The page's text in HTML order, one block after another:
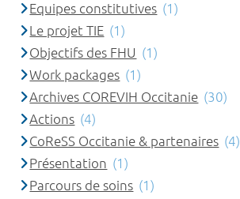
Equipes constitutives (1)
Le projet TIE (1)
Objectifs des FHU (1)
Work packages (1)
Archives COREVIH Occitanie (30)
Actions (4)
CoReSS Occitanie & partenaires (4)
Présentation (1)
Parcours de soins (1)